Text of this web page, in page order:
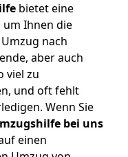
bietet eine
um Ihnen die
nach
aber auch
viel zu
und oft fehlt
Wenn Sie
bei uns
einen